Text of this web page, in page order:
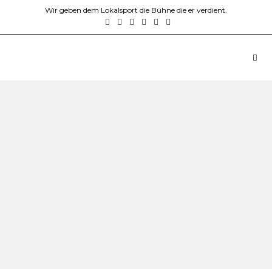
Wir geben dem Lokalsport die Bühne die er verdient.